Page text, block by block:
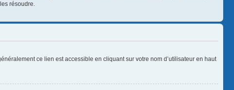
résoudre.
ce lien est accessible en cliquant sur votre nom d’utilisateur en haut